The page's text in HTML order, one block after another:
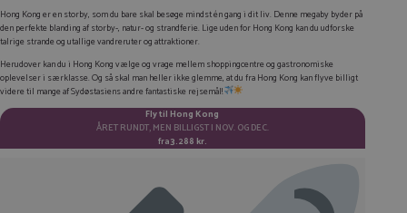
E-MAIL
KOPIER LINK
Hong Kong er en storby, som du bare skal besøge mindst én gang i dit liv. Denne megaby byder på
den perfekte blanding af storby-, natur- og strandferie. Lige uden for Hong Kong kan du udforske
talrige strande og utallige vandreruter og attraktioner.
Herudover kan du i Hong Kong vælge og vrage mellem shoppingcentre og gastronomiske
oplevelser i særklasse. Og så skal man heller ikke glemme, at du fra Hong Kong kan flyve billigt
videre til mange af Sydøstasiens andre fantastiske rejsemål!
Fly til Hong Kong
ÅRET RUNDT, MEN BILLIGST I NOV. OG DEC.
fra3.288 kr.